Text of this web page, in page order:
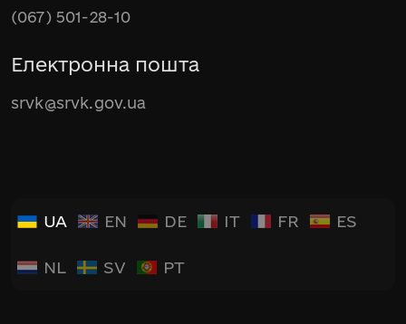
(067) 501-28-10
Електронна пошта
srvk@srvk.gov.ua
UA EN DE IT FR ES
NL SV PT